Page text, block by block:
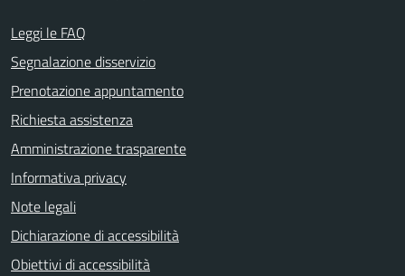
Leggi le FAQ
Segnalazione disservizio
Prenotazione appuntamento
Richiesta assistenza
Amministrazione trasparente
Informativa privacy
Note legali
Dichiarazione di accessibilità
Obiettivi di accessibilità